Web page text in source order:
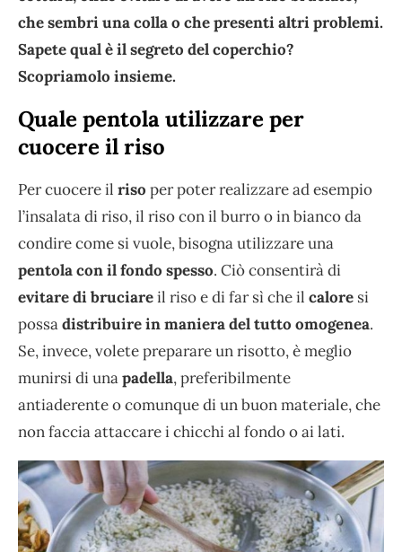
che sembri una colla o che presenti altri problemi.
Sapete qual è il segreto del coperchio?
Scopriamolo insieme.
Quale pentola utilizzare per
cuocere il riso
Per cuocere il riso per poter realizzare ad esempio
l’insalata di riso, il riso con il burro o in bianco da
condire come si vuole, bisogna utilizzare una
pentola con il fondo spesso. Ciò consentirà di
evitare di bruciareil riso e di far sì che il calore si
possadistribuire in maniera del tutto omogenea.
Se, invece, volete preparare un risotto, è meglio
munirsi di unapadella, preferibilmente
antiaderente o comunque di un buon materiale, che
non faccia attaccare i chicchi al fondo o ai lati.